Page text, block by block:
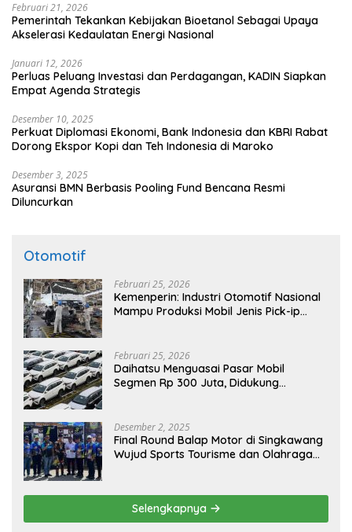
Februari 21, 2026
Pemerintah Tekankan Kebijakan Bioetanol Sebagai Upaya
Akselerasi Kedaulatan Energi Nasional
Januari 12, 2026
Perluas Peluang Investasi dan Perdagangan, KADIN Siapkan
Empat Agenda Strategis
Desember 10, 2025
Perkuat Diplomasi Ekonomi, Bank Indonesia dan KBRI Rabat
Dorong Ekspor Kopi dan Teh Indonesia di Maroko
Desember 3, 2025
Asuransi BMN Berbasis Pooling Fund Bencana Resmi
Diluncurkan
Otomotif
Februari 25, 2026
Kemenperin: Industri Otomotif Nasional
Mampu Produksi Mobil Jenis Pick-ip
Februari 25, 2026
Daihatsu Menguasai Pasar Mobil
Segmen Rp 300 Juta, Didukung
Desember 2, 2025
Final Round Balap Motor di Singkawang
Wujud Sports Tourisme dan Olahraga
Selengkapnya